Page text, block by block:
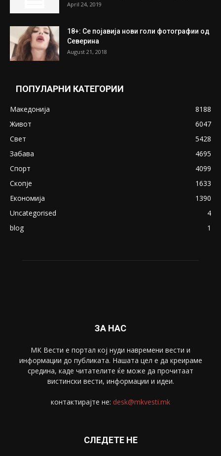
April 24, 2019
18+: Се појавија нови голи фотографии од
Северина
August 21, 2018
ПОПУЛАРНИ КАТЕГОРИИ
Македонија
8188
Живот
6047
Свет
5428
Забава
4695
Спорт
4099
Скопје
1633
Економија
1390
Uncategorised
4
blog
1
ЗА НАС
МК Вести е портал коj нуди навремени вести и
информации до публиката. Нашата цел е да креираме
средина, каде читателите ќе може да прочитаат
вистински вести, информации и идеи.
контактирајте не: desk@mkvesti.mk
СЛЕДЕТЕ НЕ